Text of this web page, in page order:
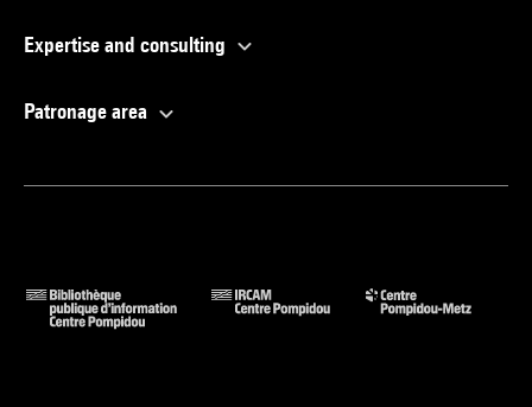
Expertise and consulting
Patronage area